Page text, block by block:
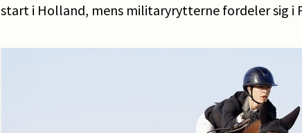
start i Holland, mens militaryrytterne fordeler sig i